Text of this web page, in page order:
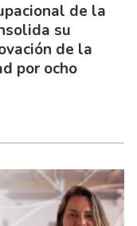
de la
su
de la
por ocho